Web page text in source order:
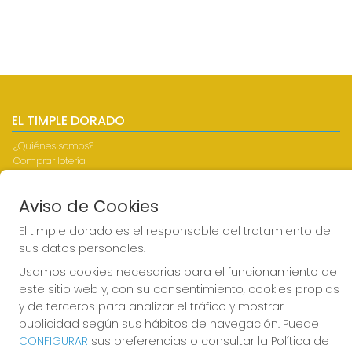
EL TIMPLE DORADO
¿Quiénes somos?
Comprar lotería
Empresas
Acceso
Registro
REDES SOCIALES
Aviso de Cookies
El timple dorado es el responsable del tratamiento de
sus datos personales.
Usamos cookies necesarias para el funcionamiento de
este sitio web y, con su consentimiento, cookies propias
y de terceros para analizar el tráfico y mostrar
publicidad según sus hábitos de navegación. Puede
CONFIGURAR sus preferencias o consultar la Política de